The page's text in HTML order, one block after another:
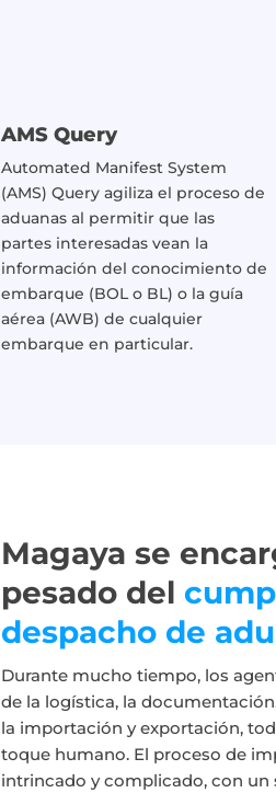
AMS Query
Automated Manifest System
(AMS) Query agiliza el proceso de
aduanas al permitir que las
partes interesadas vean la
información del conocimiento de
embarque (BOL o BL) o la guía
aérea (AWB) de cualquier
embarque en particular.
Magaya se
pesado del
despacho de
Durante mucho tiempo, los
de la logística, la
la importación y exportación,
toque humano. El proceso de
intrincado y complicado, con